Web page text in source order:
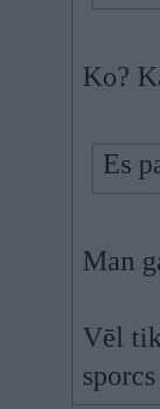
Ko?
Es
Man
Vēl